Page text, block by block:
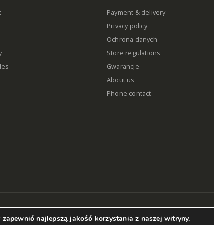
Payment & delivery
Privacy policy
Ochrona danych
Store regulations
Gwarancje
About us
Phone contact
zapewnić najlepszą jakość korzystania z naszej witryny.